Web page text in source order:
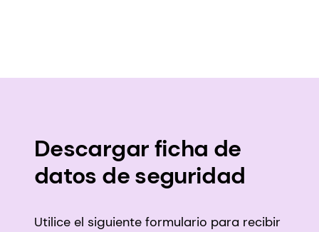
Descargar ficha de
datos de seguridad
Utilice el siguiente formulario para recibir